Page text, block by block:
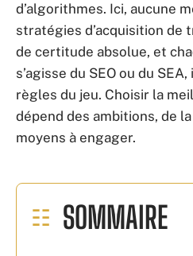
d’algorithmes. Ici, aucune
stratégies d’acquisition de
de certitude absolue, et
s’agisse du SEO ou du
règles du jeu. Choisir la
dépend des ambitions, de
moyens à engager.
SOMMAIRE